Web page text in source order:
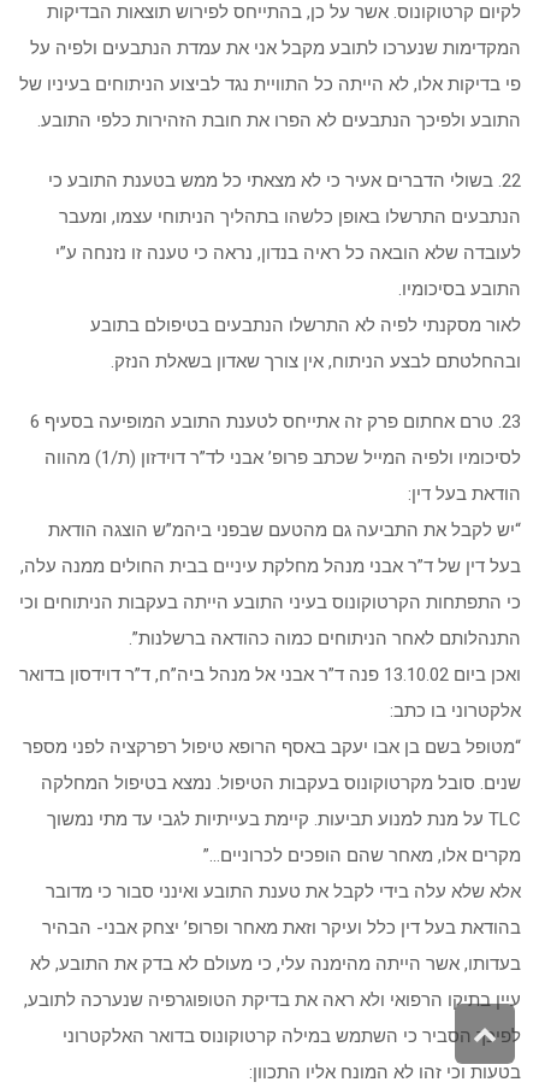
לקיום קרטוקונוס. אשר על כן, בהתייחס לפירוש תוצאות הבדיקות
המקדימות שנערכו לתובע מקבל אני את עמדת הנתבעים ולפיה על
פי בדיקות אלו, לא הייתה כל התוויית נגד לביצוע הניתוחים בעיניו של
התובע ולפיכך הנתבעים לא הפרו את חובת הזהירות כלפי התובע.
22. בשולי הדברים אעיר כי לא מצאתי כל ממש בטענת התובע כי
הנתבעים התרשלו באופן כלשהו בתהליך הניתוחי עצמו, ומעבר
לעובדה שלא הובאה כל ראיה בנדון, נראה כי טענה זו נזנחה ע”י
התובע בסיכומיו.
לאור מסקנתי לפיה לא התרשלו הנתבעים בטיפולם בתובע
ובהחלטתם לבצע הניתוח, אין צורך שאדון בשאלת הנזק.
23. טרם אחתום פרק זה אתייחס לטענת התובע המופיעה בסעיף 6
לסיכומיו ולפיה המייל שכתב פרופ’ אבני לד”ר דוידזון (ת/1) מהווה
הודאת בעל דין:
“יש לקבל את התביעה גם מהטעם שבפני ביהמ”ש הוצגה הודאת
בעל דין של ד”ר אבני מנהל מחלקת עיניים בבית החולים ממנה עלה,
כי התפתחות הקרטוקונוס בעיני התובע הייתה בעקבות הניתוחים וכי
התנהלותם לאחר הניתוחים כמוה כהודאה ברשלנות”.
ואכן ביום 13.10.02 פנה ד”ר אבני אל מנהל ביה”ח, ד”ר דוידסון בדואר
אלקטרוני בו כתב:
“מטופל בשם בן אבו יעקב באסף הרופא טיפול רפרקציה לפני מספר
שנים. סובל מקרטוקונוס בעקבות הטיפול. נמצא בטיפול המחלקה
TLC על מנת למנוע תביעות. קיימת בעייתיות לגבי עד מתי נמשוך
מקרים אלו, מאחר שהם הופכים לכרוניים…”
אלא שלא עלה בידי לקבל את טענת התובע ואינני סבור כי מדובר
בהודאת בעל דין כלל ועיקר וזאת מאחר ופרופ’ יצחק אבני- הבהיר
בעדותו, אשר הייתה מהימנה עלי, כי מעולם לא בדק את התובע, לא
עיין בתיקו הרפואי ולא ראה את בדיקת הטופוגרפיה שנערכה לתובע,
לפיכך הסביר כי השתמש במילה קרטוקונוס בדואר האלקטרוני
בטעות וכי זהו לא המונח אליו התכוון:
גלילה
לראש
העמוד